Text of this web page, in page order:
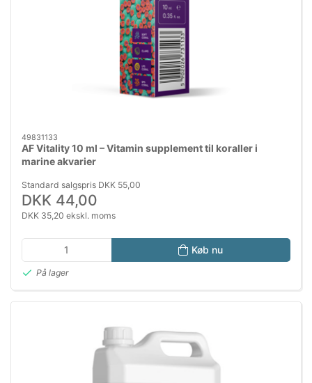
49831133
AF Vitality 10 ml – Vitamin supplement til koraller i
marine akvarier
Standard salgspris DKK 55,00
DKK 44,00
DKK 35,20 ekskl. moms
Køb nu
På lager